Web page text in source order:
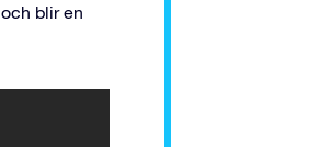
och blir en